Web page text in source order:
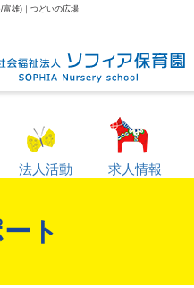
富雄)｜つどいの広場
法人活動 求人情報
ト